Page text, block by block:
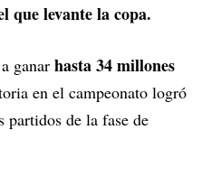
que levante la copa.
ganar hasta 34 millones
en el campeonato logró
partidos de la fase de